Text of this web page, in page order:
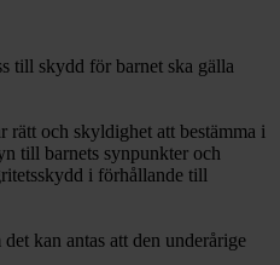
till skydd för barnet ska gälla
rätt och skyldighet att bestämma i
till barnets synpunkter och
i förhållande till
kan antas att den underårige